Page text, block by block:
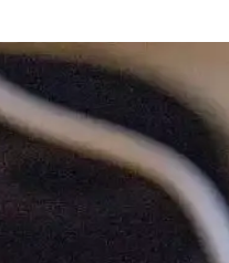
Akıllı Ev Merkezi:
tabanıyla ekranını
Piyasaya Sürmesi
yeni MacBook modelleri ve